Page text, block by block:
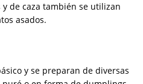
de caza también se utilizan
asados.
y se preparan de diversas